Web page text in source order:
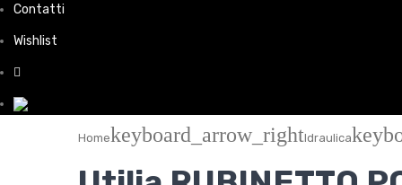
Contatti
Wishlist
Homekeyboard_arrow_rightIdraulica